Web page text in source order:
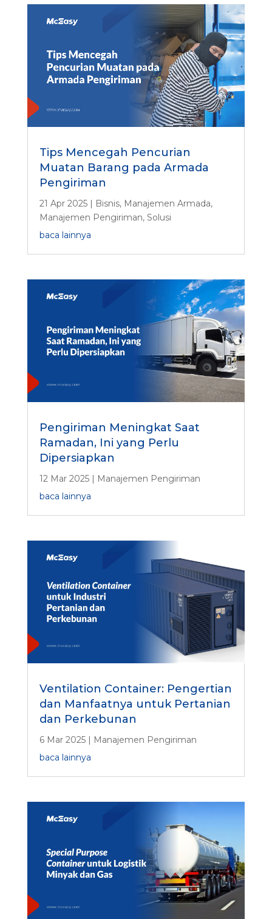
n
M
a
s
y
?
Tips Mencegah Pencurian
Muatan Barang pada Armada
Pengiriman
21 Apr 2025| Bisnis, Manajemen Armada,
Manajemen Pengiriman, Solusi
baca lainnya
Pengiriman Meningkat Saat
Ramadan, Ini yang Perlu
Dipersiapkan
12 Mar 2025| Manajemen Pengiriman
baca lainnya
Ventilation Container: Pengertian
dan Manfaatnya untuk Pertanian
dan Perkebunan
6 Mar 2025| Manajemen Pengiriman
baca lainnya